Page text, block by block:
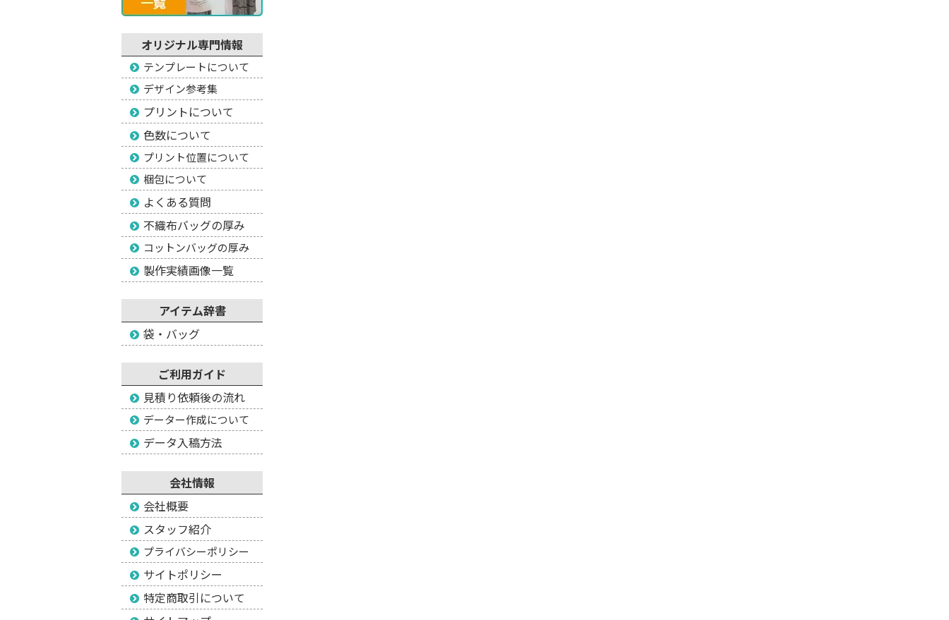
オリジナル専門情報
テンプレートについて
デザイン参考集
プリントについて
色数について
プリント位置について
梱包について
よくある質問
不織布バッグの厚み
コットンバッグの厚み
製作実績画像一覧
アイテム辞書
袋・バッグ
ご利用ガイド
見積り依頼後の流れ
データー作成について
データ入稿方法
会社情報
会社概要
スタッフ紹介
プライバシーポリシー
サイトポリシー
特定商取引について